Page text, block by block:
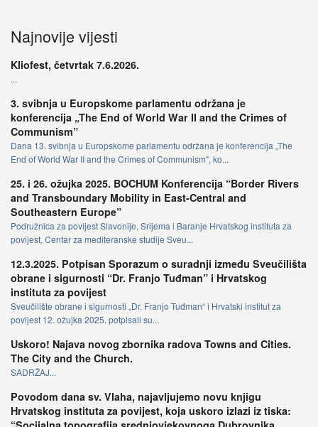
Najnovije vijesti
Kliofest, četvrtak 7.6.2026.
...
3. svibnja u Europskome parlamentu održana je
konferencija „The End of World War II and the Crimes of
Communism”
Dana 13. svibnja u Europskome parlamentu održana je konferencija „The
End of World War II and the Crimes of Communism", ko...
25. i 26. ožujka 2025. BOCHUM Konferencija “Border Rivers
and Transboundary Mobility in East-Central and
Southeastern Europe”
Podružnica za povijest Slavonije, Srijema i Baranje Hrvatskog instituta za
povijest, Centar za mediteranske studije Sveu...
12.3.2025. Potpisan Sporazum o suradnji između Sveučilišta
obrane i sigurnosti “Dr. Franjo Tuđman” i Hrvatskog
instituta za povijest
Sveučilište obrane i sigurnosti „Dr. Franjo Tuđman“ i Hrvatski institut za
povijest 12. ožujka 2025. potpisali su...
Uskoro! Najava novog zbornika radova Towns and Cities.
The City and the Church.
SADRŽAJ...
Povodom dana sv. Vlaha, najavljujemo novu knjigu
Hrvatskog instituta za povijest, koja uskoro izlazi iz tiska: